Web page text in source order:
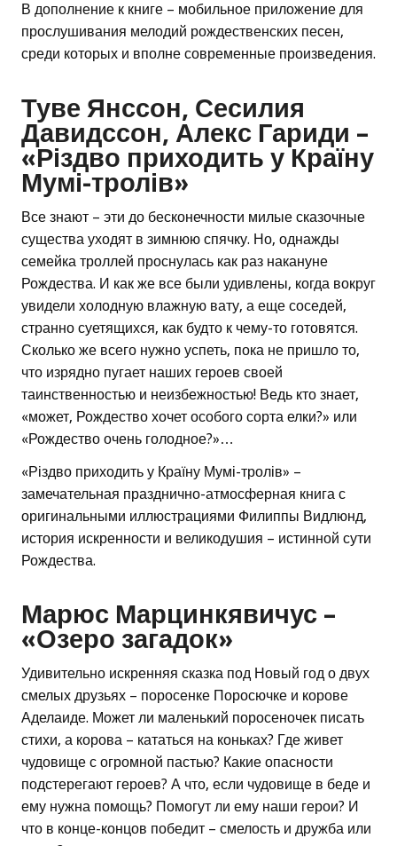
В дополнение к книге – мобильное приложение для
прослушивания мелодий рождественских песен,
среди которых и вполне современные произведения.
Туве Янссон, Сесилия
Давидссон, Алекс Гариди –
«Різдво приходить у Країну
Мумі-тролів»
Все знают – эти до бесконечности милые сказочные
существа уходят в зимнюю спячку. Но, однажды
семейка троллей проснулась как раз накануне
Рождества. И как же все были удивлены, когда вокруг
увидели холодную влажную вату, а еще соседей,
странно суетящихся, как будто к чему-то готовятся.
Сколько же всего нужно успеть, пока не пришло то,
что изрядно пугает наших героев своей
таинственностью и неизбежностью! Ведь кто знает,
«может, Рождество хочет особого сорта елки?» или
«Рождество очень голодное?»…
«Різдво приходить у Країну Мумі-тролів» –
замечательная празднично-атмосферная книга с
оригинальными иллюстрациями Филиппы Видлюнд,
история искренности и великодушия – истинной сути
Рождества.
Марюс Марцинкявичус –
«Озеро загадок»
Удивительно искренняя сказка под Новый год о двух
смелых друзьях – поросенке Поросючке и корове
Аделаиде. Может ли маленький поросеночек писать
стихи, а корова – кататься на коньках? Где живет
чудовище с огромной пастью? Какие опасности
подстерегают героев? А что, если чудовище в беде и
ему нужна помощь? Помогут ли ему наши герои? И
что в конце-концов победит – смелость и дружба или